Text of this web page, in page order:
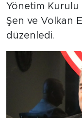
Yönetim Kurulu
Şen ve Volkan
düzenledi.